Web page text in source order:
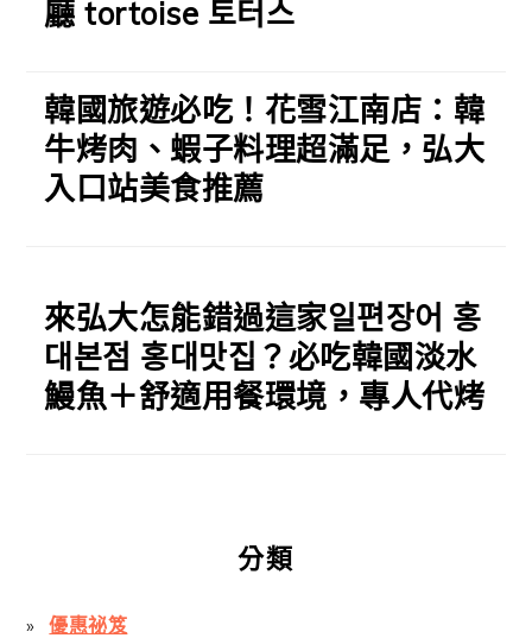
廳 tortoise 토터스
韓國旅遊必吃！花雪江南店：韓
牛烤肉、蝦子料理超滿足，弘大
入口站美食推薦
來弘大怎能錯過這家일편장어 홍
대본점 홍대맛집？必吃韓國淡水
鰻魚＋舒適用餐環境，專人代烤
分類
優惠祕笈